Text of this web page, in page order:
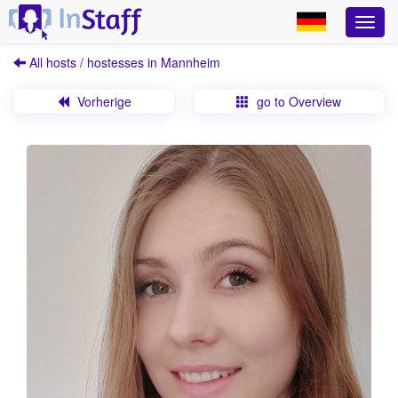
All hosts / hostesses in Mannheim
Vorherige go to Overview